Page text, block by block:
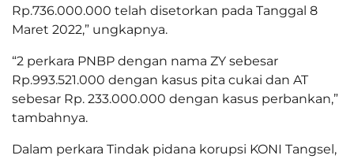
Rp.736.000.000 telah disetorkan pada Tanggal 8
Maret 2022,” ungkapnya.
“2 perkara PNBP dengan nama ZY sebesar
Rp.993.521.000 dengan kasus pita cukai dan AT
sebesar Rp. 233.000.000 dengan kasus perbankan,”
tambahnya.
Dalam perkara Tindak pidana korupsi KONI Tangsel,